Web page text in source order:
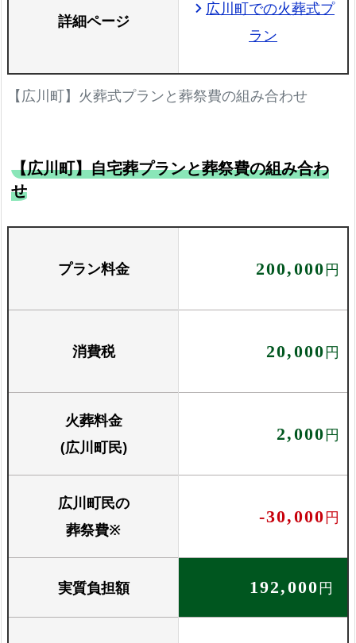
【広川町】火葬式プランと葬祭費の組み合わせ
詳細ページ
chevron_right広川町での火葬式プ
ラン
【広川町】自宅葬プランと葬祭費の組み合わ
せ
プラン料金 200,000円
消費税 20,000円
火葬料金
(広川町民)
2,000円
広川町民の
葬祭費※
-30,000円
実質負担額 192,000円